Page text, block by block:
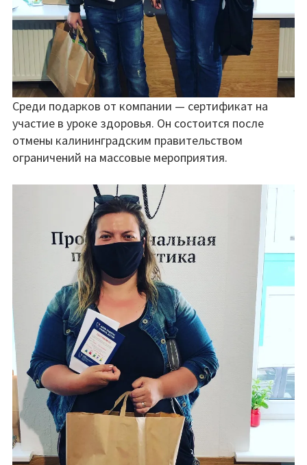
Среди подарков от компании — сертификат на
участие в уроке здоровья. Он состоится после
отмены калининградским правительством
ограничений на массовые мероприятия.